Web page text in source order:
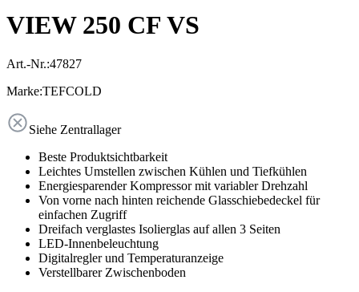
VIEW 250 CF VS
Art.-Nr.:47827
Marke:TEFCOLD
Siehe Zentrallager
Beste Produktsichtbarkeit
Leichtes Umstellen zwischen Kühlen und Tiefkühlen
Energiesparender Kompressor mit variabler Drehzahl
Von vorne nach hinten reichende Glasschiebedeckel für
einfachen Zugriff
Dreifach verglastes Isolierglas auf allen 3 Seiten
LED-Innenbeleuchtung
Digitalregler und Temperaturanzeige
Verstellbarer Zwischenboden